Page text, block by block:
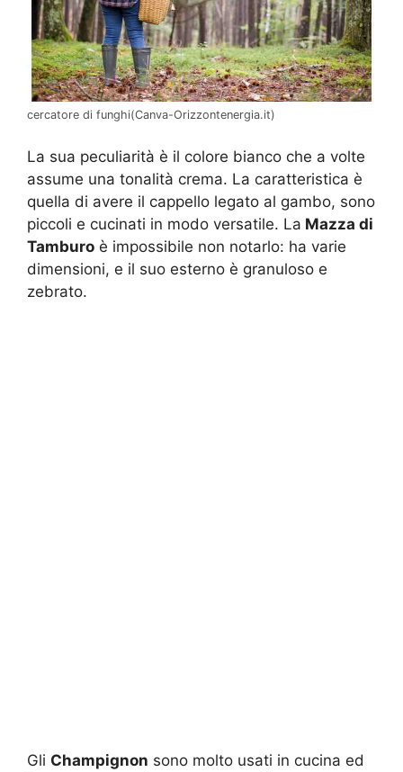
cercatore di funghi(Canva-Orizzontenergia.it)
La sua peculiarità è il colore bianco che a volte
assume una tonalità crema. La caratteristica è
quella di avere il cappello legato al gambo, sono
piccoli e cucinati in modo versatile. La Mazza di
Tamburo è impossibile non notarlo: ha varie
dimensioni, e il suo esterno è granuloso e
zebrato.
Gli Champignon sono molto usati in cucina ed